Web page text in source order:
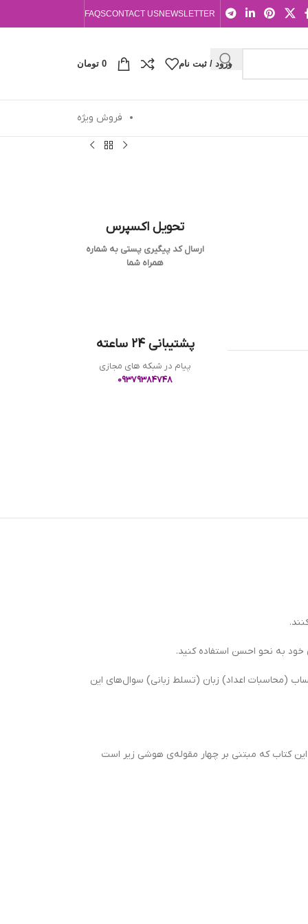
NEWSLETTER
CONTACT US
FAQS
ورود / ثبت نام 0 تومان
فروش ویژه
تحویل اکسپرس
ارسال کد پیگیری پستی به شماره
همراه شما
پشتیبانی 24 ساعته
پیام در شبکه های مجازی
09379384748
به نحو احسن استفاده کنید.
(محاسبات اعداد) زبان (تسلط زبانی) سوال‌های این
کتاب که مبتنی بر چهار مقوله‌ی هوشی زیر است